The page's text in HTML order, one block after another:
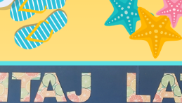
Rok 2022/
Rok 2023/
Rok 2025/
Dla uczniów
Sukcesy
Konkursy